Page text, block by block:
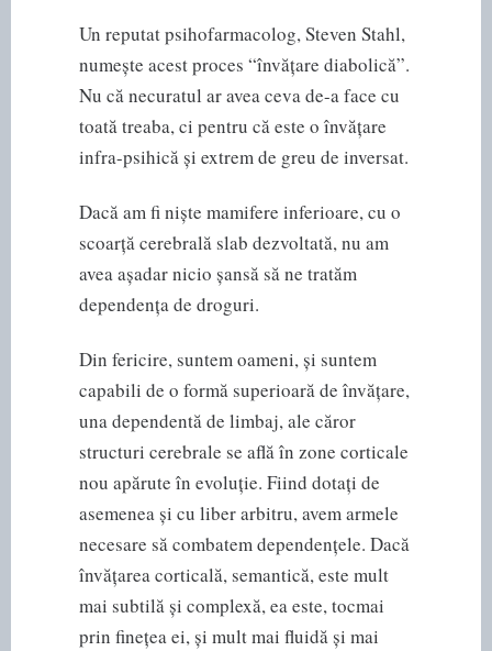
Un reputat psihofarmacolog, Steven Stahl,
numește acest proces “învățare diabolică”.
Nu că necuratul ar avea ceva de-a face cu
toată treaba, ci pentru că este o învățare
infra-psihică și extrem de greu de inversat.
Dacă am fi niște mamifere inferioare, cu o
scoarță cerebrală slab dezvoltată, nu am
avea așadar nicio șansă să ne tratăm
dependența de droguri.
Din fericire, suntem oameni, și suntem
capabili de o formă superioară de învățare,
una dependentă de limbaj, ale căror
structuri cerebrale se află în zone corticale
nou apărute în evoluție. Fiind dotați de
asemenea și cu liber arbitru, avem armele
necesare să combatem dependențele. Dacă
învățarea corticală, semantică, este mult
mai subtilă și complexă, ea este, tocmai
prin finețea ei, și mult mai fluidă și mai